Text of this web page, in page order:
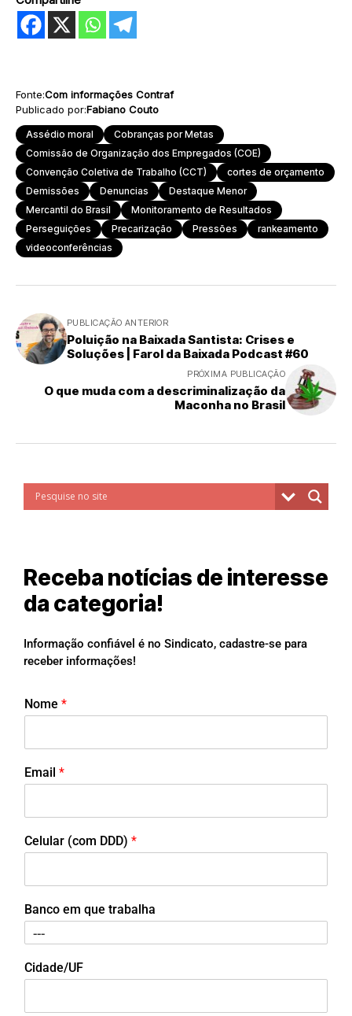
Fonte:Com informações Contraf
Publicado por:Fabiano Couto
Assédio moral
Cobranças por Metas
Comissão de Organização dos Empregados (COE)
Convenção Coletiva de Trabalho (CCT)
cortes de orçamento
Demissões
Denuncias
Destaque Menor
Mercantil do Brasil
Monitoramento de Resultados
Perseguições
Precarização Pressões
rankeamento
videoconferências
PUBLICAÇÃO ANTERIOR
Poluição na Baixada Santista: Crises e
Soluções | Farol da Baixada Podcast #60
PRÓXIMA PUBLICAÇÃO
O que muda com a descriminalização da
Maconha no Brasil
Receba notícias de interesse
da categoria!
Informação confiável é no Sindicato, cadastre-se para
receber informações!
Nome *
Email *
Celular (com DDD) *
Banco em que trabalha
Cidade/UF